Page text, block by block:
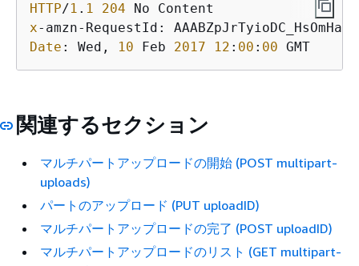
HTTP/1 . 1 204
x-amzn-RequestId: AAABZpJrTyioDC_HsOmHae
Date : Wed, 10 Feb 2017 12 : 00 : 00 GMT
関連するセクション
マルチパートアップロードの開始 (POST multipart-
uploads)
パートのアップロード (PUT uploadID)
マルチパートアップロードの完了 (POST uploadID)
マルチパートアップロードのリスト (GET multipart-